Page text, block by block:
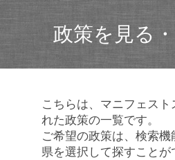
政策を見る
こちらは、マニフェスト
れた政策の一覧です。
ご希望の政策は、検索
県を選択して探すことが